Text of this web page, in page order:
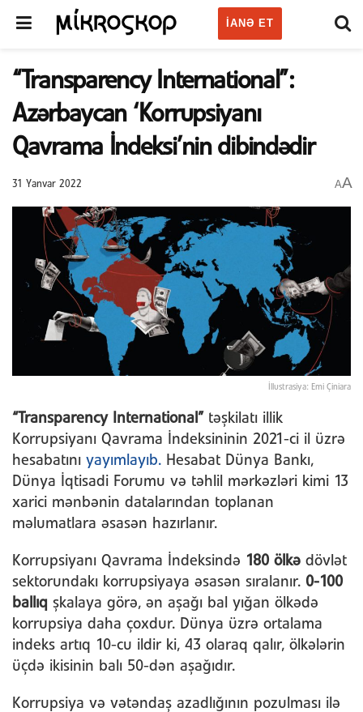
IANƏ ET
“Transparency International”:
Azərbaycan ‘Korrupsiyanı
Qavrama İndeksi’nin dibindədir
31 Yanvar 2022 AA
İllustrasiya: Emi Çiniara
“Transparency International” təşkilatı illik
Korrupsiyanı Qavrama
İndeksininin 2021-ci il üzrə
hesabatını yayımlayıb. Hesabat Dünya Bankı,
Dünya İqtisadi Forumu və təhlil mərkəzləri kimi 13
xarici mənbənin datalarından toplanan
məlumatlara əsasən hazırlanır.
Korrupsiyanı Qavrama İndeksində 180 ölkə dövlət
sektorundakı korrupsiyaya əsasən sıralanır. 0-100
ballıq şkalaya görə, ən aşağı bal yığan ölkədə
korrupsiya daha çoxdur. Dünya üzrə ortalama
indeks artıq 10-cu ildir ki, 43 olaraq qalır, ölkələrin
üçdə ikisinin balı 50-dən aşağıdır.
Korrupsiya və vətəndaş azadlığının pozulması ilə